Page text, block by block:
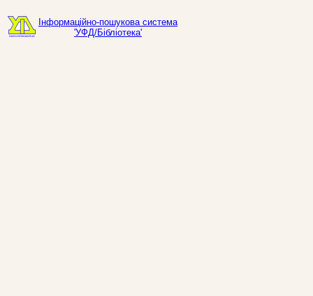
Інформаційно-пошукова система
'УФД/Бібліотека'